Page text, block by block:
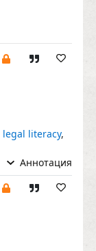
legal literacy,
Аннотация